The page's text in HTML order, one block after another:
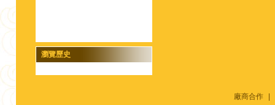
瀏覽歷史
廠商合作